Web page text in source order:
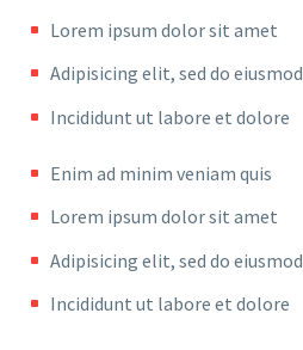
Lorem ipsum dolor sit amet
Adipisicing elit, sed do eiusmod
Incididunt ut labore et dolore
Enim ad minim veniam quis
Lorem ipsum dolor sit amet
Adipisicing elit, sed do eiusmod
Incididunt ut labore et dolore